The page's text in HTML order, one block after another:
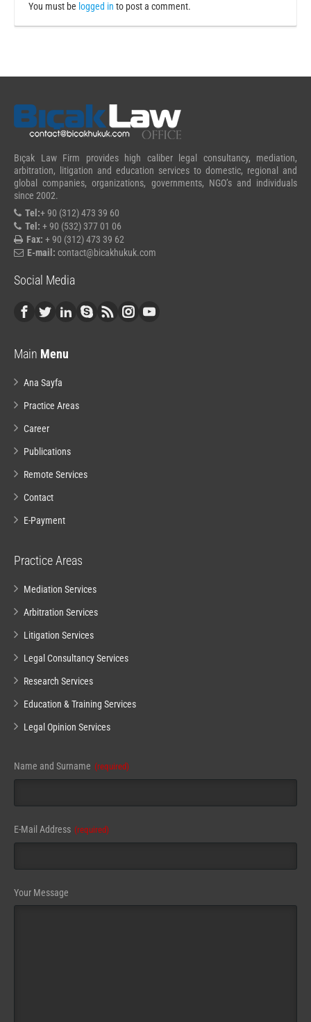
You must be logged in to post a comment.
Bıçak Law Firm provides high caliber legal consultancy, mediation,
arbitration, litigation and education services to domestic, regional and
global companies, organizations, governments, NGO’s and individuals
since 2002.
Tel:+ 90 (312) 473 39 60
Tel: + 90 (532) 377 01 06
Fax: + 90 (312) 473 39 62
E-mail: contact@bicakhukuk.com
Social Media
Main Menu
Ana Sayfa
Practice Areas
Career
Publications
Remote Services
Contact
E-Payment
Practice Areas
Mediation Services
Arbitration Services
Litigation Services
Legal Consultancy Services
Research Services
Education & Training Services
Legal Opinion Services
Name and Surname (required)
E-Mail Address (required)
Your Message